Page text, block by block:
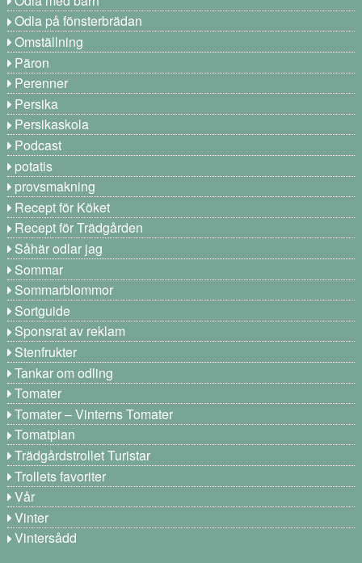
Odla på fönsterbrädan
Omställning
Päron
Perenner
Persika
Persikaskola
Podcast
potatis
provsmakning
Recept för Köket
Recept för Trädgården
Såhär odlar jag
Sommar
Sommarblommor
Sortguide
Sponsrat av reklam
Stenfrukter
Tankar om odling
Tomater
Tomater – Vinterns Tomater
Tomatplan
Trädgårdstrollet Turistar
Trollets favoriter
Vår
Vinter
Vintersådd